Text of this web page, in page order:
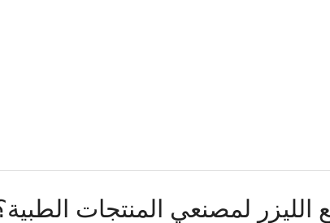
الليزر لمصنعي المنتجات